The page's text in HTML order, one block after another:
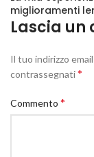
miglioramenti
Lascia un
Il tuo indirizzo
contrassegnati*
Commento *